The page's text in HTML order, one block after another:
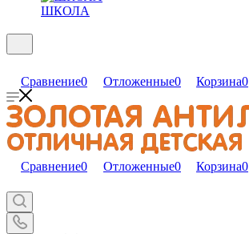
ШКОЛА
Сравнение0 Отложенные0 Корзина0
Сравнение0 Отложенные0 Корзина0